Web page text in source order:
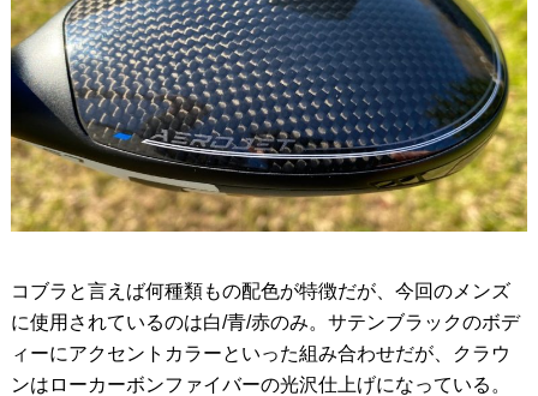
コブラと言えば何種類もの配色が特徴だが、今回のメンズ
に使用されているのは白/青/赤のみ。サテンブラックのボデ
ィーにアクセントカラーといった組み合わせだが、クラウ
ンはローカーボンファイバーの光沢仕上げになっている。